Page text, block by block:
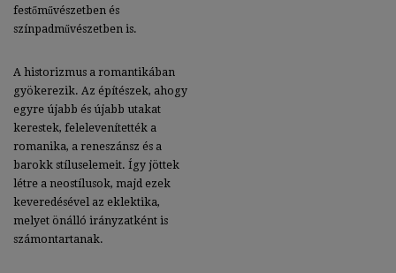
festőművészetben és
színpadművészetben is.
A historizmus a romantikában
gyökerezik. Az építészek, ahogy
egyre újabb és újabb utakat
kerestek, felelevenítették a
romanika, a reneszánsz és a
barokk stíluselemeit. Így jöttek
létre a neostílusok, majd ezek
keveredésével az eklektika,
melyet önálló irányzatként is
számontartanak.